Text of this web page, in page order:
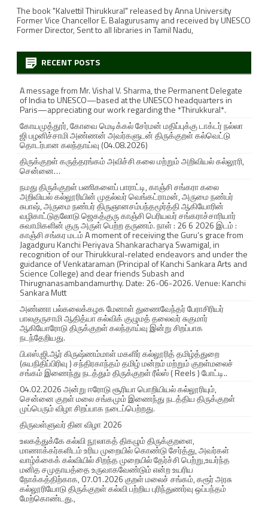
The book "Kalvettil Thirukkural" released by Anna University
Former Vice Chancellor E. Balagurusamy and received by UNESCO
Former Director, Sent to all libraries in Tamil Nadu,
RECENT POSTS
A message from Mr. Vishal V. Sharma, the Permanent Delegate
of India to UNESCO—based at the UNESCO headquarters in
Paris—appreciating our work regarding the *Thirukkural*.
கோயமுத்தூர், கோவை மெடிக்கல் சேர்மன் மதிப்புக்கு டாக்டர் நல்லா
ஜி பழனிச்சாமி அண்ணன் அவர்களுடன் திருக்குறள் கல்வெட்டு
தொடர்பான கலந்தாய்வு (04.08.2026)
திருக்குறள் கருத்தரங்கம் அவிச்சி கலை மற்றும் அறிவியல் கல்லூரி,
சென்னை…
நமது திருக்குறள் பணிகளைப் பாராட்டி, காஞ்சி சங்கரா கலை
அறிவியல் கல்லூரியின் முதல்வர் வெங்கட்ராமன், அருமை நண்பர்
சுபாஷ், அருமை நண்பர் திருஞானசம்பந்தமூர்த்தி ஆகியோரின்
வழிகாட்டுதலோடு ஜெகத்குரு காஞ்சி பெரியவர் சங்கராச்சாரியார்
சுவாமிகளின் குரு அருள் பெற்ற தருணம். நாள் : 26 6 2026 இடம் :
காஞ்சி சங்கர மடம் A moment of receiving the Guru’s grace from
Jagadguru Kanchi Periyava Shankaracharya Swamigal, in
recognition of our Thirukkural-related endeavors and under the
guidance of Venkataraman (Principal of Kanchi Sankara Arts and
Science College) and dear friends Subash and
Thirugnanasambandamurthy. Date: 26-06-2026. Venue: Kanchi
Sankara Mutt
அண்ணா பல்கலைக்கழக மேனாள் துணைவேந்தர் பேராசிரியர்
பாலகுருசாமி ஆதித்யா கல்விக் குழுமத் தலைவர் சுகுமார்
ஆகியோரோடு திருக்குறள் கலந்தாய்வு இன்று சிறப்பாக
நடந்தேறியது.
பி.எஸ்.ஜி.ஆர் கிருஷ்ணம்மாள் மகளிர் கல்லூரித் தமிழ்த்துறை
(சுயநிதிப்பிரிவு ) சந்திரகாந்தம் தமிழ் மன்றம் மற்றும் குறள்மலைச்
சங்கம் இணைந்து நடத்தும் திருக்குறள் ரீல்ஸ் ( Reels ) போட்டி..
04.02.2026 அன்று ஈரோடு சூரியா பொறியியல் கல்லூரியும்,
சென்னை குறள் மலை சங்கமும் இணைந்து நடத்திய திருக்குறள்
முப்பெரும் விழா சிறப்பாக நடைப்பெற்றது.
திருவள்ளுவர் தின விழா 2026
உலகத்துக்கே கல்வி நூலாகத் திகழும் திருக்குறளை,
மாணாக்கர்களிடம் உரிய முறையில் கொண்டு சேர்த்து, அவர்கள்
வாழ்க்கைக் கல்வியில் சிறந்த முறையில் தேர்ச்சி பெற்று,உயர்ந்த
மனித சமுதாயத்தை உருவாகவேண்டும் என்ற உயரிய
நோக்கத்திற்காக, 07.01.2026 குறள் மலைச் சங்கம், கரூர் அரசு
கல்லூரியோடு திருக்குறள் கல்வி பற்றிய புரிந்துணர்வு ஒப்பந்தம்
மேற்கொண்டது.,